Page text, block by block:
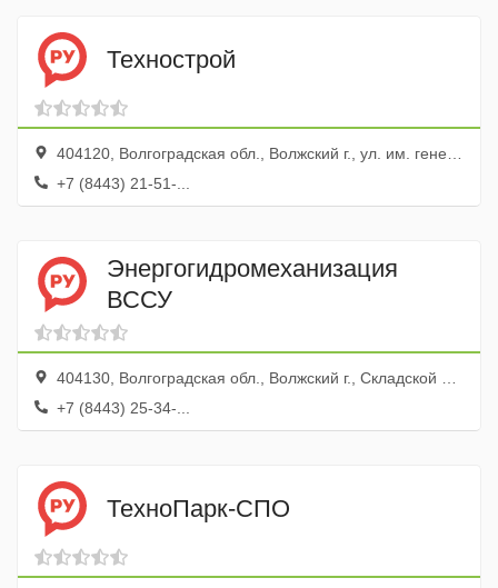
Технострой
404120, Волгоградская обл., Волжский г., ул. им. генерала Карбышева, 1
+7 (8443) 21-51-...
Энергогидромеханизация
ВССУ
404130, Волгоградская обл., Волжский г., Складской пер., 2
+7 (8443) 25-34-...
ТехноПарк-СПО